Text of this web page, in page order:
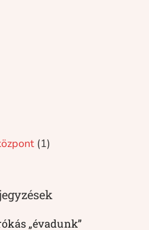
(1)
„évadunk”